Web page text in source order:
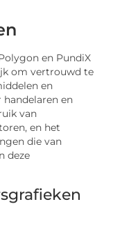
en PundiX
om vertrouwd te
en
handelaren en
van
en het
die van
deze